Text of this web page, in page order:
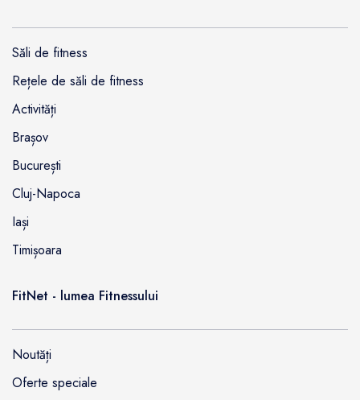
Săli de fitness
Rețele de săli de fitness
Activități
Brașov
București
Cluj-Napoca
Iași
Timișoara
FitNet - lumea Fitnessului
Noutăți
Oferte speciale